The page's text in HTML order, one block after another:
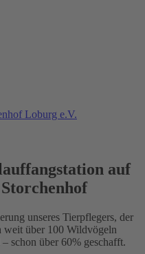
auf
unseres Tierpflegers, der
weit über 100 Wildvögeln
schon über 60% geschafft.